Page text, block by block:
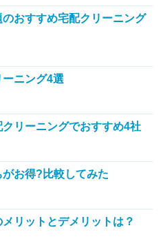
おすすめ宅配クリーニング
ニング4選
リーニングでおすすめ4社
お得?比較してみた
リットとデメリットは？